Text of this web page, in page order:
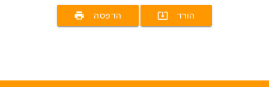
print הדפסה system_update_alt הורד